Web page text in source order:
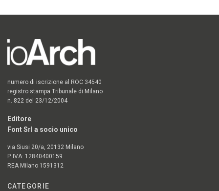
numero di iscrizione al ROC 34540
registro stampa Tribunale di Milano
n. 822 del 23/12/2004
Editore
Font Srl a socio unico
via Siusi 20/a, 20132 Milano
P. IVA: 12840400159
REA Milano 1591312
CATEGORIE